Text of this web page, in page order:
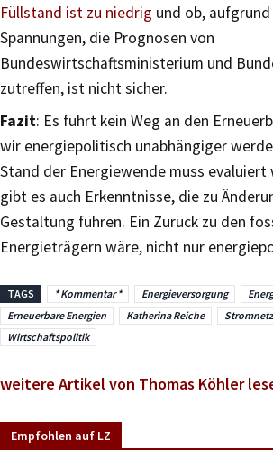
Füllstand ist zu niedrig und ob,
Spannungen, die Prognosen von
Bundeswirtschaftsministerium und
zutreffen, ist nicht sicher.
Fazit: Es führt kein Weg an den
wir energiepolitisch unabhängiger
Stand der Energiewende muss
gibt es auch Erkenntnisse, die zu
Gestaltung führen. Ein Zurück zu den
Energieträgern wäre, nicht nur
TAGS * Kommentar * Energieversorgung
Erneuerbare Energien
Katherina Reiche Stromnetz
Wirtschaftspolitik
weitere Artikel von Thomas Köhler
Empfohlen auf LZ